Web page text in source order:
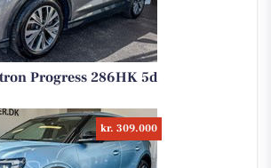
Progress 286HK 5d
kr. 309.000